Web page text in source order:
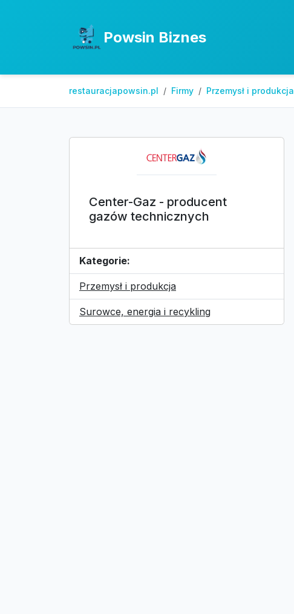
Powsin Biznes
restauracjapowsin.pl Firmy Przemysł i produkcja
Center-Gaz - producent
gazów technicznych
Kategorie:
Przemysł i produkcja
Surowce, energia i recykling